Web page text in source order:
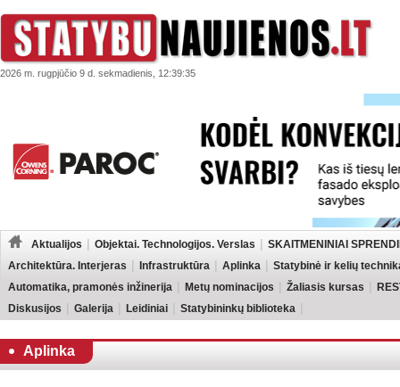
2026 m. rugpjūčio 9 d. sekmadienis, 12:39:35
Aktualijos Objektai. Technologijos. Verslas
SKAITMENINIAI
Architektūra. Interjeras
Infrastruktūra Aplinka
Statybinė ir kelių
Automatika, pramonės inžinerija
Metų nominacijos Žaliasis kursas
Diskusijos
Galerija Leidiniai Statybininkų biblioteka
Aplinka